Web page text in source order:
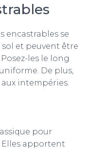
encastrables se
et peuvent être
les le long
De plus,
intempéries.
pour
Elles apportent